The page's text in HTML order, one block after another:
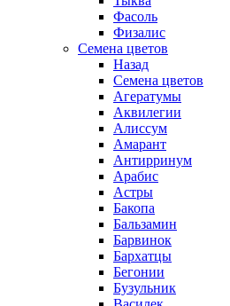
Фасоль
Физалис
Семена цветов
Назад
Семена цветов
Агератумы
Аквилегии
Алиссум
Амарант
Антирринум
Арабис
Астры
Бакопа
Бальзамин
Барвинок
Бархатцы
Бегонии
Бузульник